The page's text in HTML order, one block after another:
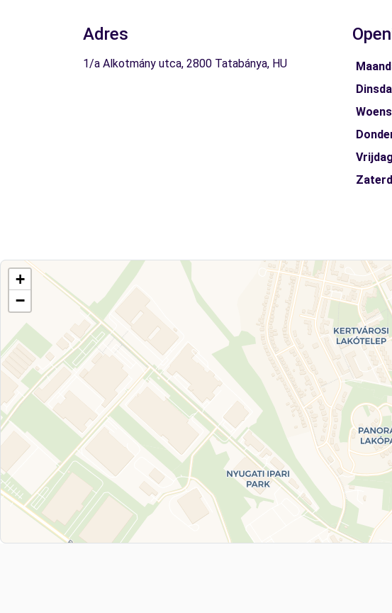
Adres
1/a Alkotmány utca, 2800 Tatabánya, HU
Vrijdag
+
−